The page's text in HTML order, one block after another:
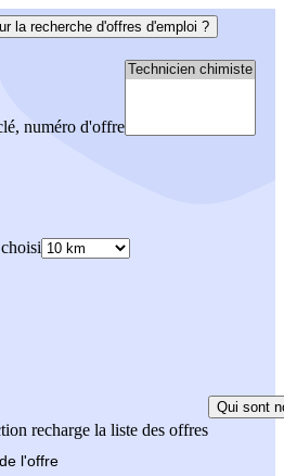
la recherche d'offres d'emploi ?
numéro d'offre
recharge la liste des offres
Qui sont
de l'offre